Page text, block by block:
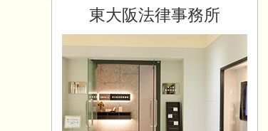
東大阪法律事務所